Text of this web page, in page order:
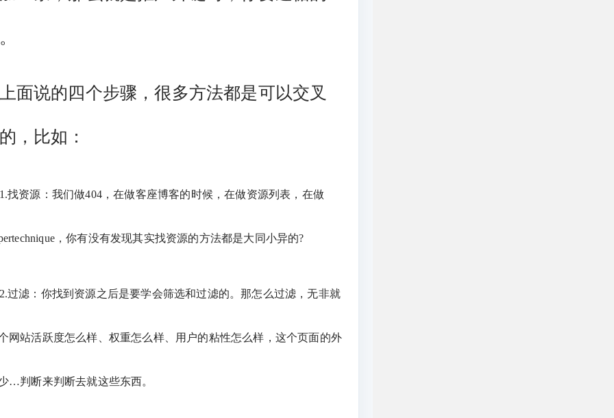
的四个步骤，很多方法都是可以交叉
，比如：
找资源：我们做404，在做客座博客的时候，在做资源列表，在做
，你有没有发现其实找资源的方法都是大同小异的?
过滤：你找到资源之后是要学会筛选和过滤的。那怎么过滤，无非就
网站活跃度怎么样、权重怎么样、用户的粘性怎么样，这个页面的外
…判断来判断去就这些东西。